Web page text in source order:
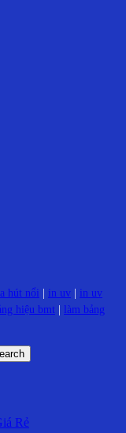
hút nổi in uv
in uv
hiệu bmt
làm bảng